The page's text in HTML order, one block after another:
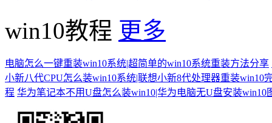
win10教程 更多
电脑怎么一键重装win10系统|超简单的win10系统重装方法分享
小新八代CPU怎么装win10系统|联想小新8代处理器重装win10
程 华为笔记本不用U盘怎么装win10|华为电脑无U盘安装win10